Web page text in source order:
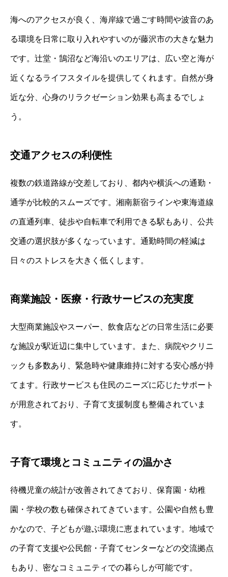
海へのアクセスが良く、海岸線で過ごす時間や波音のあ
る環境を日常に取り入れやすいのが藤沢市の大きな魅力
です。辻堂・鵠沼など海沿いのエリアは、広い空と海が
近くなるライフスタイルを提供してくれます。自然が身
近な分、心身のリラクゼーション効果も高まるでしょ
う。
交通アクセスの利便性
複数の鉄道路線が交差しており、都内や横浜への通勤・
通学が比較的スムーズです。湘南新宿ラインや東海道線
の直通列車、徒歩や自転車で利用できる駅もあり、公共
交通の選択肢が多くなっています。通勤時間の軽減は
日々のストレスを大きく低くします。
商業施設・医療・行政サービスの充実度
大型商業施設やスーパー、飲食店などの日常生活に必要
な施設が駅近辺に集中しています。また、病院やクリニ
ックも多数あり、緊急時や健康維持に対する安心感が持
てます。行政サービスも住民のニーズに応じたサポート
が用意されており、子育て支援制度も整備されていま
す。
子育て環境とコミュニティの温かさ
待機児童の統計が改善されてきており、保育園・幼稚
園・学校の数も確保されてきています。公園や自然も豊
かなので、子どもが遊ぶ環境に恵まれています。地域で
の子育て支援や公民館・子育てセンターなどの交流拠点
もあり、密なコミュニティでの暮らしが可能です。